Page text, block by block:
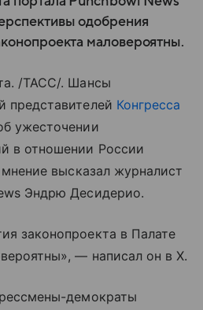
одобрения
маловероятны.
/ТАСС/. Шансы
представителей Конгресса
ужесточении
в отношении России
высказал журналист
Эндрю Десидерио.
законопроекта в Палате
— написал он в X.
демократы